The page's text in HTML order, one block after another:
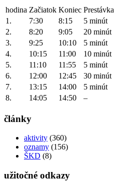
hodina Začiatok Koniec Prestávka
1.
7:30 8:15
5 minút
2.
8:20 9:05
20 minút
3.
9:25 10:10
5 minút
4.
10:15 11:00
10 minút
5.
11:10 11:55
5 minút
6.
12:00 12:45
30 minút
7.
13:15 14:00
5 minút
8.
14:05 14:50 –
články
aktivity (360)
oznamy (156)
ŠKD (8)
užitočné odkazy